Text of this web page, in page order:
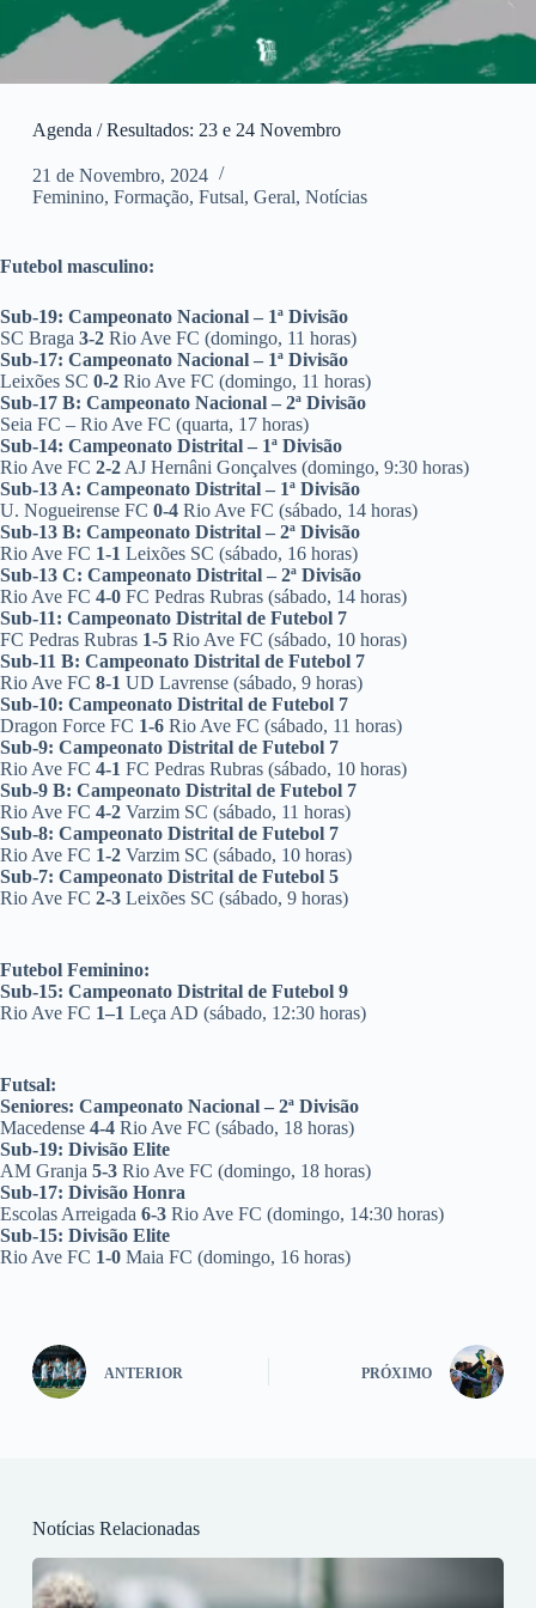
Agenda / Resultados: 23 e 24 Novembro
21 de Novembro, 2024
Feminino, Formação, Futsal, Geral, Notícias
Futebol masculino:
Sub-19: Campeonato Nacional – 1ª Divisão
SC Braga 3-2 Rio Ave FC (domingo, 11 horas)
Sub-17: Campeonato Nacional – 1ª Divisão
Leixões SC 0-2 Rio Ave FC (domingo, 11 horas)
Sub-17 B: Campeonato Nacional – 2ª Divisão
Seia FC – Rio Ave FC (quarta, 17 horas)
Sub-14: Campeonato Distrital – 1ª Divisão
Rio Ave FC 2-2 AJ Hernâni Gonçalves (domingo, 9:30 horas)
Sub-13 A: Campeonato Distrital – 1ª Divisão
U. Nogueirense FC 0-4 Rio Ave FC (sábado, 14 horas)
Sub-13 B: Campeonato Distrital – 2ª Divisão
Rio Ave FC 1-1 Leixões SC (sábado, 16 horas)
Sub-13 C: Campeonato Distrital – 2ª Divisão
Rio Ave FC 4-0 FC Pedras Rubras (sábado, 14 horas)
Sub-11: Campeonato Distrital de Futebol 7
FC Pedras Rubras 1-5 Rio Ave FC (sábado, 10 horas)
Sub-11 B: Campeonato Distrital de Futebol 7
Rio Ave FC 8-1 UD Lavrense (sábado, 9 horas)
Sub-10: Campeonato Distrital de Futebol 7
Dragon Force FC 1-6 Rio Ave FC (sábado, 11 horas)
Sub-9: Campeonato Distrital de Futebol 7
Rio Ave FC 4-1 FC Pedras Rubras (sábado, 10 horas)
Sub-9 B: Campeonato Distrital de Futebol 7
Rio Ave FC 4-2 Varzim SC (sábado, 11 horas)
Sub-8: Campeonato Distrital de Futebol 7
Rio Ave FC 1-2 Varzim SC (sábado, 10 horas)
Sub-7: Campeonato Distrital de Futebol 5
Rio Ave FC 2-3 Leixões SC (sábado, 9 horas)
Futebol Feminino:
Sub-15: Campeonato Distrital de Futebol 9
Rio Ave FC 1–1 Leça AD (sábado, 12:30 horas)
Futsal:
Seniores: Campeonato Nacional – 2ª Divisão
Macedense 4-4 Rio Ave FC (sábado, 18 horas)
Sub-19: Divisão Elite
AM Granja 5-3 Rio Ave FC (domingo, 18 horas)
Sub-17: Divisão Honra
Escolas Arreigada 6-3 Rio Ave FC (domingo, 14:30 horas)
Sub-15: Divisão Elite
Rio Ave FC 1-0 Maia FC (domingo, 16 horas)
ANTERIOR PRÓXIMO
Notícias Relacionadas